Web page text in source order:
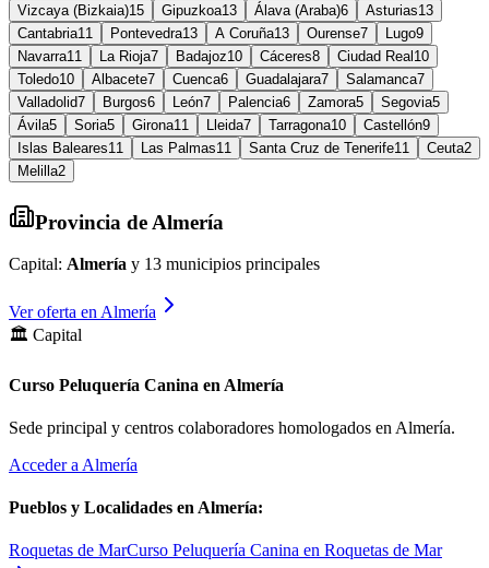
Vizcaya (Bizkaia)15 Gipuzkoa13 Álava (Araba)6 Asturias13
Cantabria11 Pontevedra13 A Coruña13 Ourense7 Lugo9
Navarra11 La Rioja7 Badajoz10 Cáceres8 Ciudad Real 10
Toledo10 Albacete7 Cuenca6 Guadalajara7 Salamanca7
Valladolid7 Burgos6 León7 Palencia6 Zamora5 Segovia5
Ávila5 Soria5 Girona11 Lleida7 Tarragona10 Castellón9
Islas Baleares11 Las Palmas11 Santa Cruz de Tenerife11 Ceuta2
Melilla2
Provincia de Almería
Capital: Almería y 13 municipios principales
Ver oferta en Almería
🏛️ Capital
Curso Peluquería Canina en Almería
Sede principal y centros colaboradores homologados en Almería.
Acceder a Almería
Pueblos y Localidades en Almería:
Roquetas de MarCurso Peluquería Canina en Roquetas de Mar